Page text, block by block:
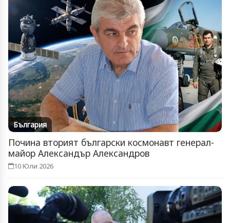
България
Почина вторият български космонавт генерал-
майор Александър Александров
10 Юли 2026